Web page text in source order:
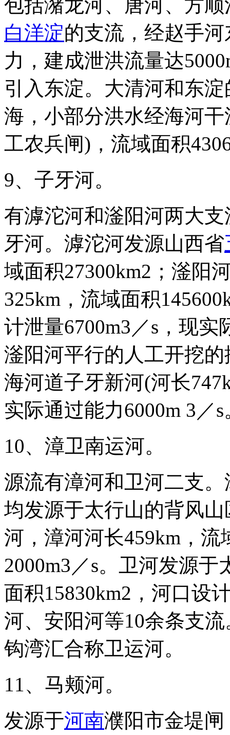
包括潴龙河、唐河、方
白洋淀的支流，经赵手
力，建成泄洪流量达
引入东淀。大清河和东
海，小部分洪水经海河
工农兵闸)，流域面积
9、子牙河。
有滹沱河和滏阳河两大
牙河。滹沱河发源山西省
域面积27300km2；滏阳
325km，流域面积
计泄量6700m3／s，现实
滏阳河平行的人工开挖
海河道子牙新河(河长
实际通过能力6000m 3／s
10、漳卫南运河。
源流有漳河和卫河二支
均发源于太行山的背风
河，漳河河长459km，流
2000m3／s。卫河发源
面积15830km2，河口设
河、安阳河等10余条支
钩湾汇合称卫运河。
11、马颊河。
发源于河南濮阳市金堤闸